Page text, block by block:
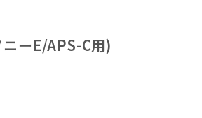
ーE/APS-C用)